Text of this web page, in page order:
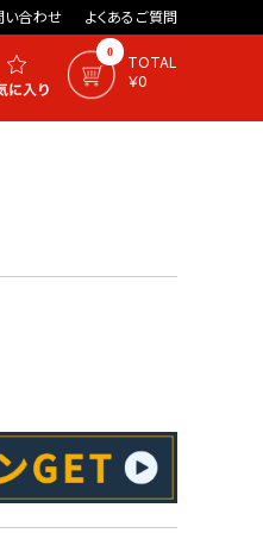
い合わせ よくあるご質問
0
TOTAL
￥0